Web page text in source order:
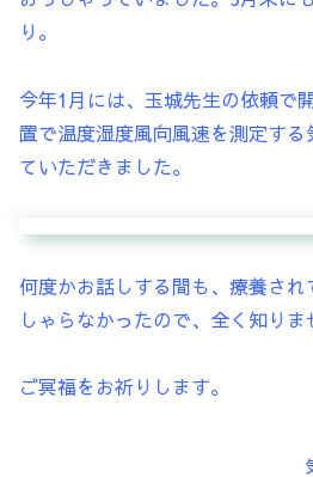
り。
今年1月には、玉城先生の依頼で
置で温度湿度風向風速を測定す
ていただきました。
何度かお話しする間も、療養さ
しゃらなかったので、全く知りま
ご冥福をお祈りします。